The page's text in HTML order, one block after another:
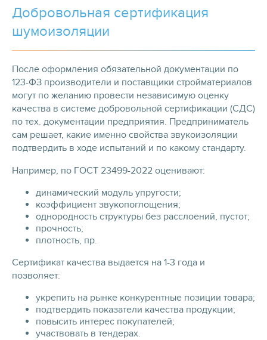
Добровольная сертификация
шумоизоляции
После оформления обязательной документации по
123-ФЗ производители и поставщики стройматериалов
могут по желанию провести независимую оценку
качества в системе добровольной сертификации (СДС)
по тех. документации предприятия. Предприниматель
сам решает, какие именно свойства звукоизоляции
подтвердить в ходе испытаний и по какому стандарту.
Например, по ГОСТ 23499-2022 оценивают:
динамический модуль упругости;
коэффициент звукопоглощения;
однородность структуры без расслоений, пустот;
прочность;
плотность, пр.
Сертификат качества выдается на 1-3 года и
позволяет:
укрепить на рынке конкурентные позиции товара;
подтвердить показатели качества продукции;
повысить интерес покупателей;
участвовать в тендерах.